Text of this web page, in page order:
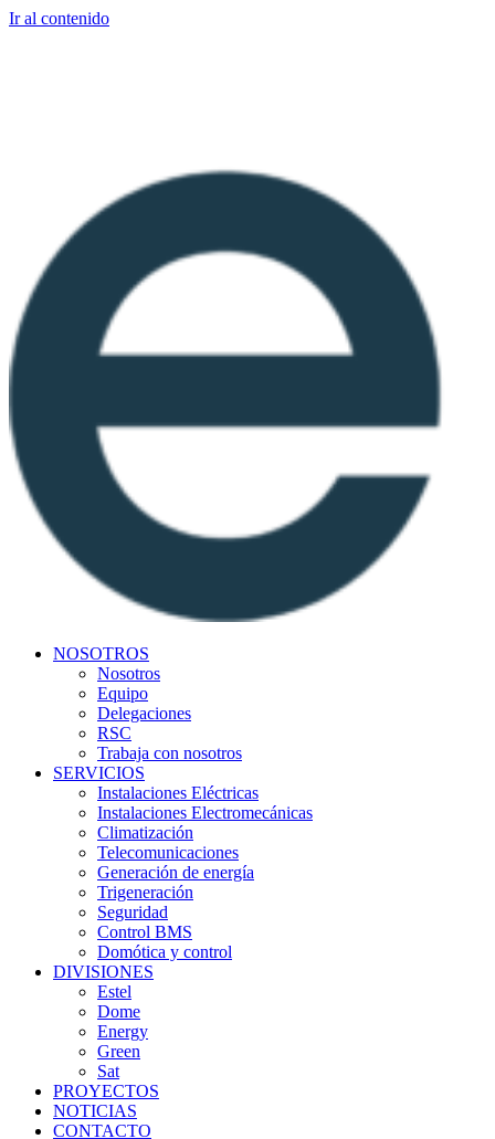
Ir al contenido
NOSOTROS
Nosotros
Equipo
Delegaciones
RSC
Trabaja con nosotros
SERVICIOS
Instalaciones Eléctricas
Instalaciones Electromecánicas
Climatización
Telecomunicaciones
Generación de energía
Trigeneración
Seguridad
Control BMS
Domótica y control
DIVISIONES
Estel
Dome
Energy
Green
Sat
PROYECTOS
NOTICIAS
CONTACTO